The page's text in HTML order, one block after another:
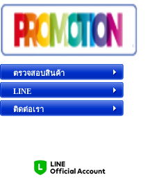
ตรวจสอบสินค้า
LINE
ติดต่อเรา